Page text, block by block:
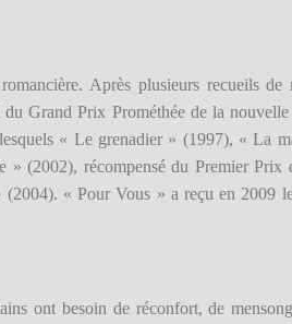
Après plusieurs recueils de
Grand Prix Prométhée de la
« Le grenadier » (1997), « La
(2002), récompensé du Premier Prix
« Pour Vous » a reçu en 2009
ont besoin de réconfort, de